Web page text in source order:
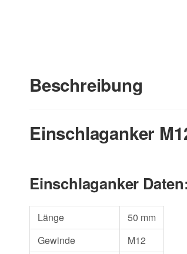
Beschreibung
Einschlaganker
Einschlaganker
Länge
50 mm
Gewinde
M12